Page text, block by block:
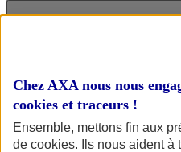
Chez AXA nous nous
cookies et traceurs !
Ensemble, mettons fin aux
de cookies. Ils nous aident à